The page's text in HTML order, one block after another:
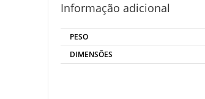
Informação adicional
PESO
DIMENSÕES